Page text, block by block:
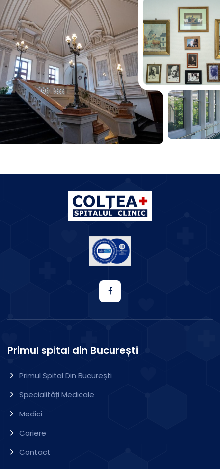
Primul spital din București
Primul Spital Din București
Specialități Medicale
Medici
Cariere
Contact